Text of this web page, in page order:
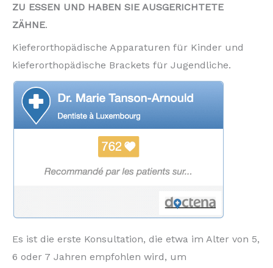
ZU ESSEN UND HABEN SIE AUSGERICHTETE
ZÄHNE.
Kieferorthopädische Apparaturen für Kinder und
kieferorthopädische Brackets für Jugendliche.
Es ist die erste Konsultation, die etwa im Alter von 5,
6 oder 7 Jahren empfohlen wird, um